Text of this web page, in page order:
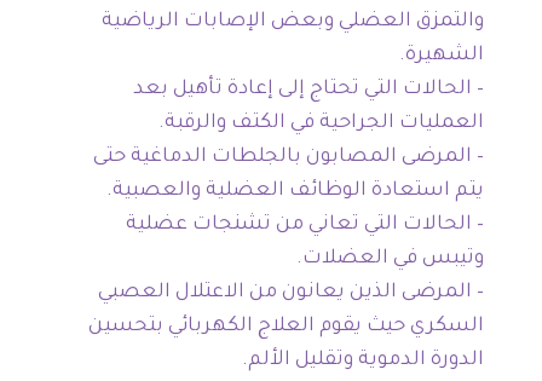
والتمزق العضلي وبعض الإصابات الرياضية
الشهيرة.
– الحالات التي تحتاج إلى إعادة تأهيل بعد
العمليات الجراحية في الكتف والرقبة.
– المرضى المصابون بالجلطات الدماغية حتى
يتم استعادة الوظائف العضلية والعصبية.
– الحالات التي تعاني من تشنجات عضلية
وتيبس في العضلات.
– المرضى الذين يعانون من الاعتلال العصبي
السكري حيث يقوم العلاج الكهربائي بتحسين
الدورة الدموية وتقليل الألم.